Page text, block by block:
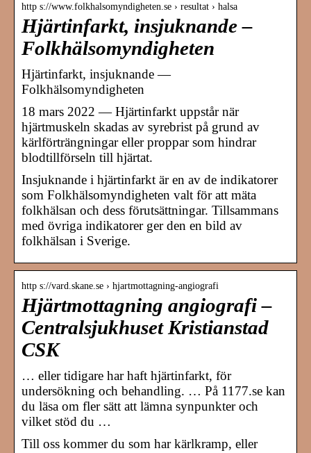
http s://www.folkhalsomyndigheten.se › resultat › halsa
Hjärtinfarkt, insjuknande –
Folkhälsomyndigheten
Hjärtinfarkt, insjuknande —
Folkhälsomyndigheten
18 mars 2022 — Hjärtinfarkt uppstår när
hjärtmuskeln skadas av syrebrist på grund av
kärlförträngningar eller proppar som hindrar
blodtillförseln till hjärtat.
Insjuknande i hjärtinfarkt är en av de indikatorer
som Folkhälsomyndigheten valt för att mäta
folkhälsan och dess förutsättningar. Tillsammans
med övriga indikatorer ger den en bild av
folkhälsan i Sverige.
http s://vard.skane.se › hjartmottagning-angiografi
Hjärtmottagning angiografi –
Centralsjukhuset Kristianstad
CSK
… eller tidigare har haft hjärtinfarkt, för
undersökning och behandling. … På 1177.se kan
du läsa om fler sätt att lämna synpunkter och
vilket stöd du …
Till oss kommer du som har kärlkramp, eller